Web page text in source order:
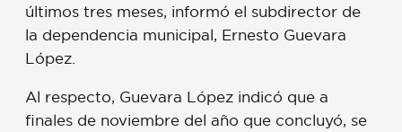
últimos tres meses, informó el subdirector de
la dependencia municipal, Ernesto Guevara
López.
Al respecto, Guevara López indicó que a
finales de noviembre del año que concluyó, se